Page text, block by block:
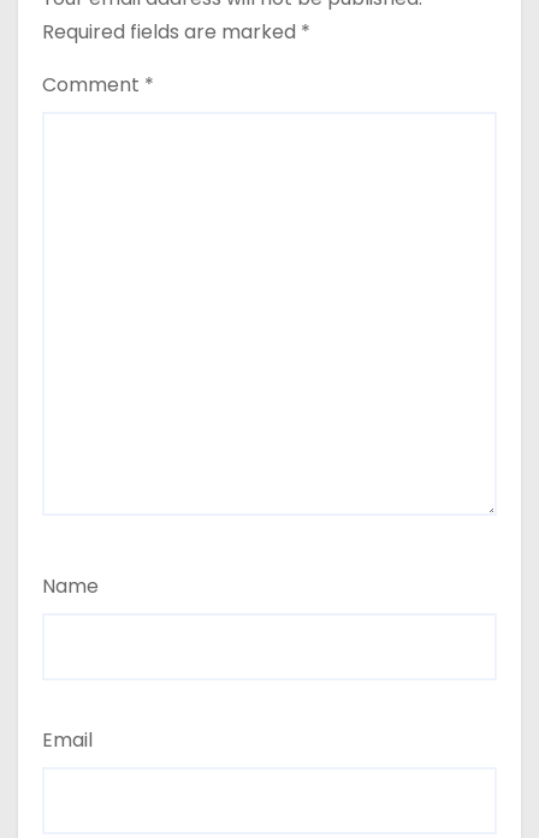
Required fields are marked *
Comment *
Name
Email